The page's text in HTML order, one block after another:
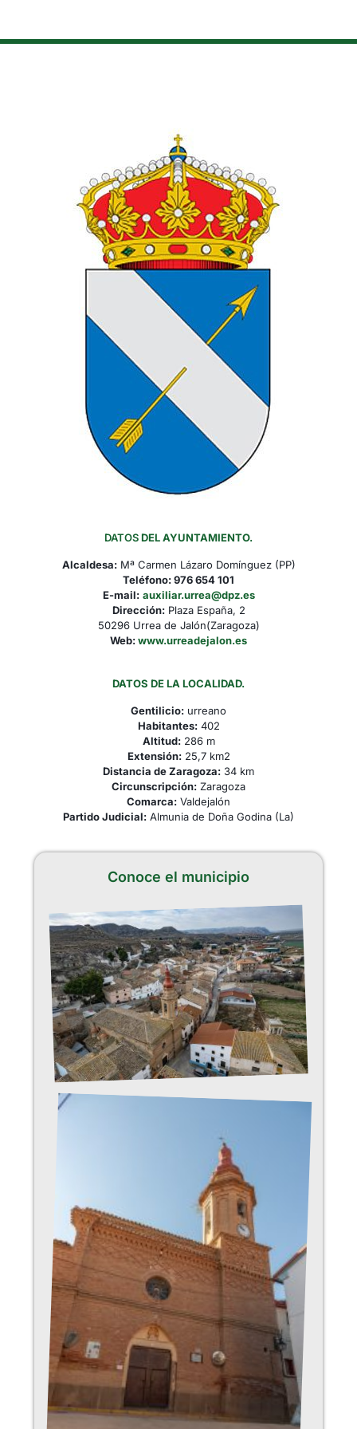
DATOSDEL AYUNTAMIENTO.
Alcaldesa:Mª Carmen Lázaro Domínguez (PP)
Teléfono:976 654 101
E-mail: auxiliar.urrea@dpz.es
Dirección:Plaza España, 2
50296 Urrea de Jalón(Zaragoza)
Web:www.urreadejalon.es
DATOS DE LA LOCALIDAD.
Gentilicio: urreano
Habitantes:402
Altitud:286 m
Extensión:25,7 km2
Distancia de Zaragoza: 34 km
Circunscripción: Zaragoza
Comarca: Valdejalón
Partido Judicial: Almunia de Doña Godina (La)
Conoce el municipio